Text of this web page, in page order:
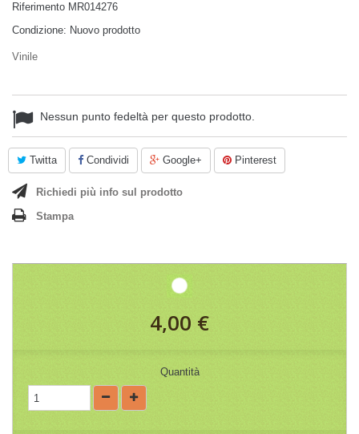
Riferimento MR014276
Condizione: Nuovo prodotto
Vinile
Nessun punto fedeltà per questo prodotto.
Twitta Condividi Google+ Pinterest
Richiedi più info sul prodotto
Stampa
4,00 €
Quantità